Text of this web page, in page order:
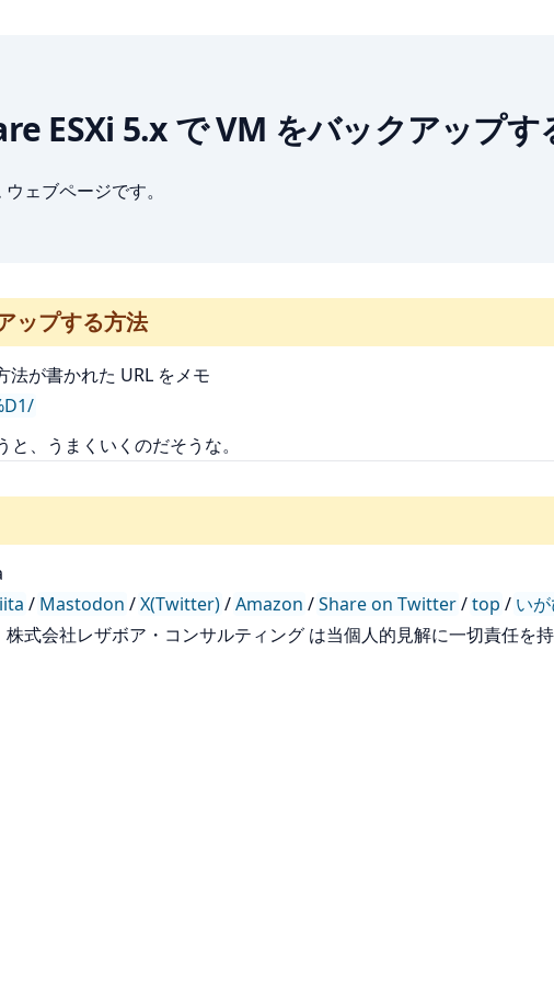
ESXi 5.x で VM をバックアップす
ウェブページです。
ップする方法
法が書かれた URL をメモ
、うまくいくのだそうな。
/ Mastodon /X(Twitter)/Amazon /Share on Twitter/top / い
式会社レザボア・コンサルティング は当個人的見解に一切責任を持